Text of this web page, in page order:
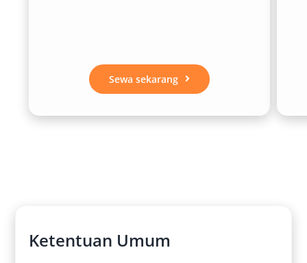
Sewa sekarang
Ketentuan Umum